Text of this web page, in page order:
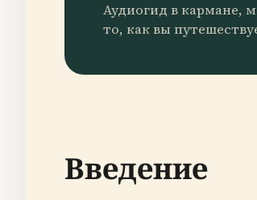
Аудиогид в кармане,
то, как вы
Введение